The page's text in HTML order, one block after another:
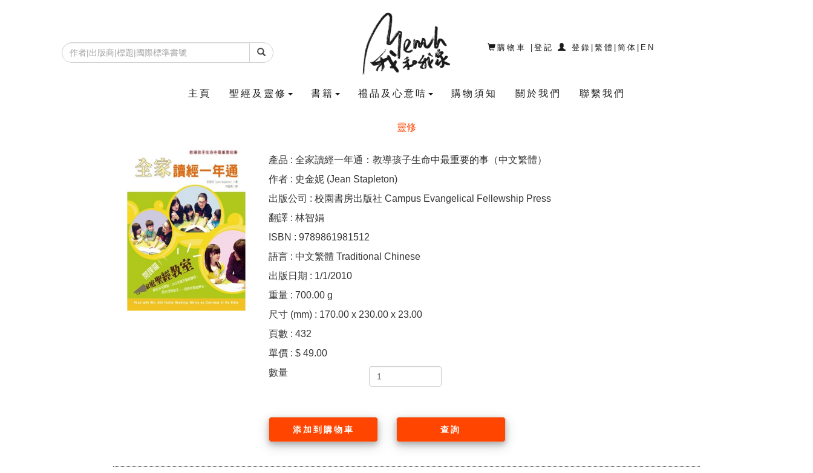
主頁 聖經及靈修 書籍 禮品及心意咭 購物須知 關於我們 聯繫我們
購物車 |登記 登錄 |繁體 |简体 EN
靈修
產品 : 全家讀經一年通：教導孩子生命中最重要的事（中文繁體）
作者 : 史金妮 (Jean Stapleton)
出版公司 : 校園書房出版社 Campus Evangelical Fellewship Press
翻譯 : 林智娟
ISBN : 9789861981512
語言 : 中文繁體 Traditional Chinese
出版日期 : 1/1/2010
重量 : 700.00 g
尺寸 (mm) : 170.00 x 230.00 x 23.00
頁數 : 432
單價 : $ 49.00
數量
添加到購物車 查詢